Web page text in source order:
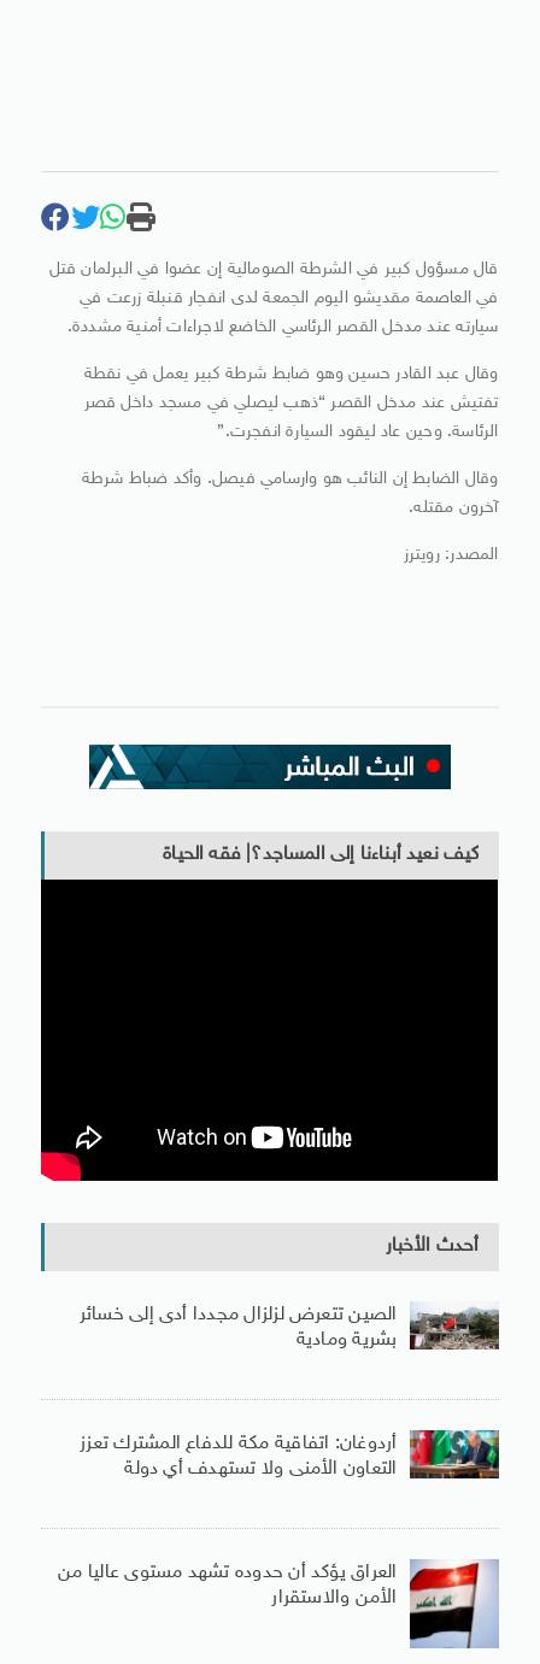
قال مسؤول كبير في الشرطة الصومالية إن عضوا في البرلمان قتل
في العاصمة مقديشو اليوم الجمعة لدى انفجار قنبلة زرعت في
سيارته عند مدخل القصر الرئاسي الخاضع لاجراءات أمنية مشددة.
وقال عبد القادر حسين وهو ضابط شرطة كبير يعمل في نقطة
تفتيش عند مدخل القصر “ذهب ليصلي في مسجد داخل قصر
الرئاسة. وحين عاد ليقود السيارة انفجرت.”
وقال الضابط إن النائب هو وارسامي فيصل. وأكد ضباط شرطة
آخرون مقتله.
المصدر: رويترز
كيف نعيد أبناءنا إلى المساجد؟| فقه الحياة
أحدث الأخبار
الصين تتعرض لزلزال مجددا أدى إلى خسائر
بشرية ومادية
أردوغان: اتفاقية مكة للدفاع المشترك تعزز
التعاون الأمنى ولا تستهدف أي دولة
العراق يؤكد أن حدوده تشهد مستوى عاليا من
الأمن والاستقرار